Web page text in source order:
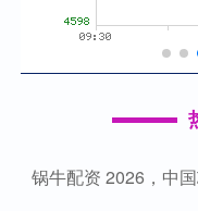
锅牛配资 2026，中